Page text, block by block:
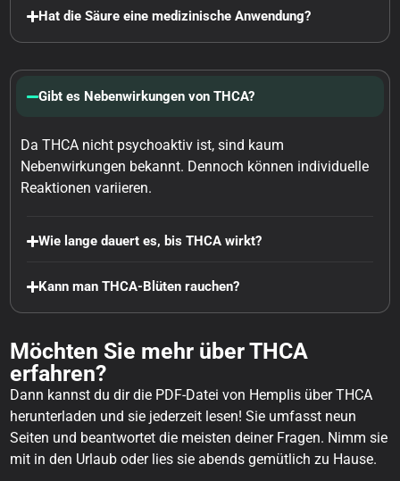
Hat die Säure eine medizinische Anwendung?
Gibt es Nebenwirkungen von THCA?
Da THCA nicht psychoaktiv ist, sind kaum
Nebenwirkungen bekannt. Dennoch können individuelle
Reaktionen variieren.
Wie lange dauert es, bis THCA wirkt?
Kann man THCA-Blüten rauchen?
Möchten Sie mehr über THCA
erfahren?
Dann kannst du dir die PDF-Datei von Hemplis über THCA
herunterladen und sie jederzeit lesen! Sie umfasst neun
Seiten und beantwortet die meisten deiner Fragen. Nimm sie
mit in den Urlaub oder lies sie abends gemütlich zu Hause.